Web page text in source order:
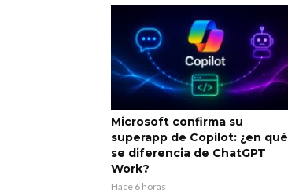
Microsoft confirma su
superapp de Copilot: ¿en qué
se diferencia de ChatGPT
Work?
Hace 6 horas